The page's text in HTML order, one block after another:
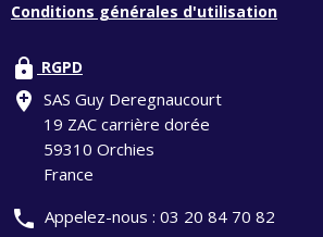
Conditions générales d'utilisation
lock RGPD
add_location SAS Guy Deregnaucourt
19 ZAC carrière dorée
59310 Orchies
France
phone Appelez-nous : 03 20 84 70 82